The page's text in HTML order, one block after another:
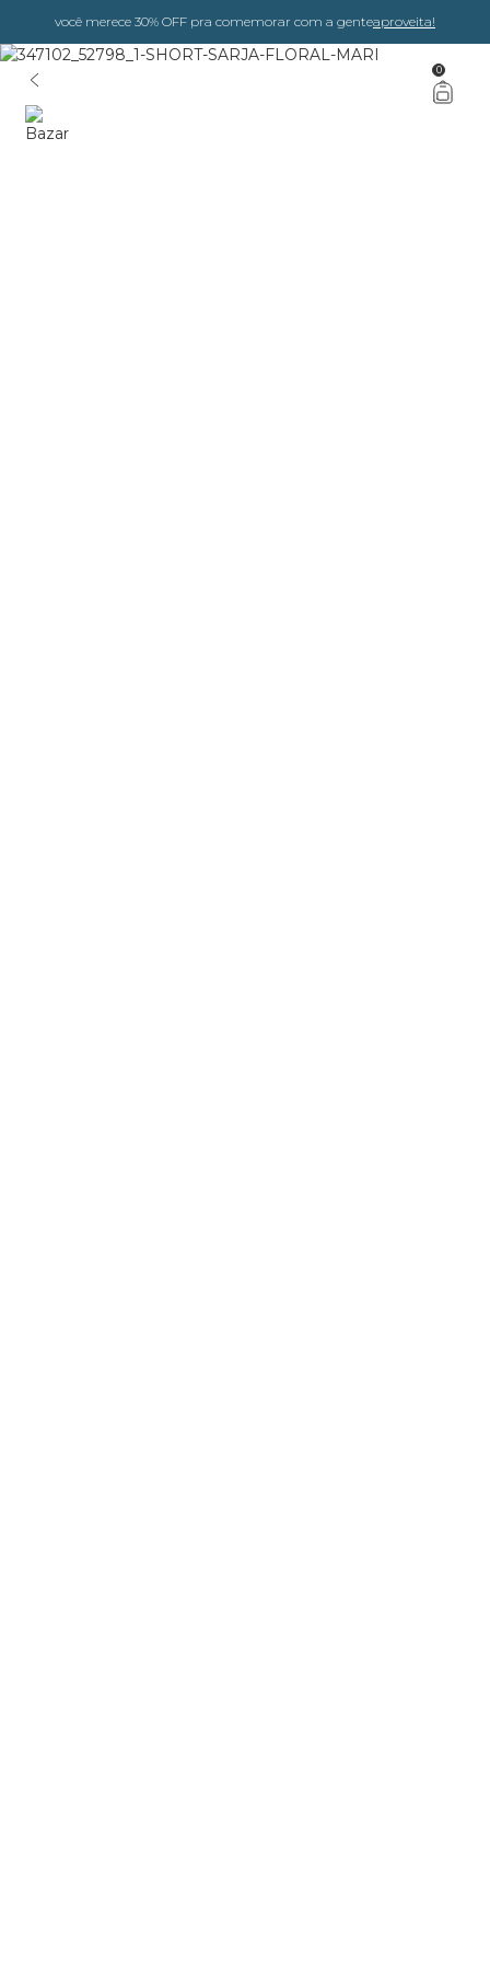
você merece 30% OFF pra comemorar com a genteaproveita!
0